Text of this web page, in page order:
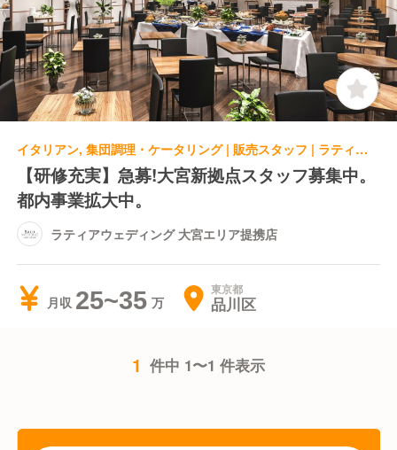
イタリアン, 集団調理・ケータリング | 販売スタッフ | ラティアウェディング 大宮エリア提携店
【研修充実】急募!大宮新拠点スタッフ募集中。
都内事業拡大中。
ラティアウェディング 大宮エリア提携店
月収 25~35 東京都
品川区
1 件中 1〜1 件表示